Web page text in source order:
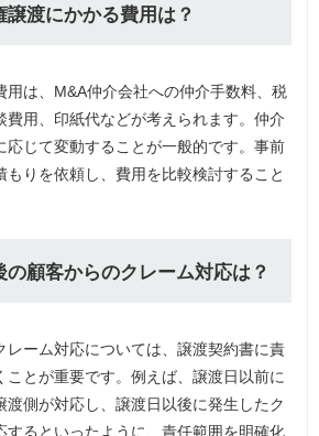
渡にかかる費用は？
用は、M&A仲介会社への仲介手数料、税
費用、印紙代などが考えられます。仲介
応じて変動することが一般的です。事前
もりを依頼し、費用を比較検討すること
の顧客からのクレーム対応は？
レーム対応については、譲渡契約書に責
ことが重要です。例えば、譲渡日以前に
渡側が対応し、譲渡日以後に発生したク
するといったように、責任範囲を明確化